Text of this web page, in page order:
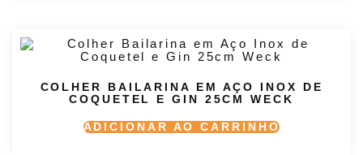
COLHER BAILARINA EM AÇO INOX DE
COQUETEL E GIN 25CM WECK
ADICIONAR AO CARRINHO